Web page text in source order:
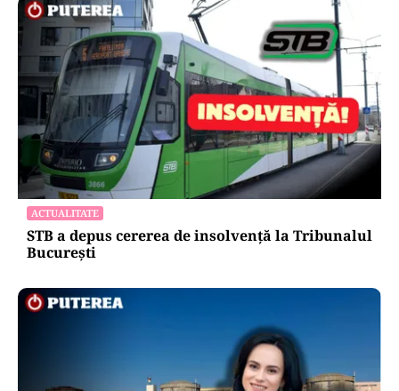
ACTUALITATE
STB a depus cererea de insolvență la Tribunalul
București